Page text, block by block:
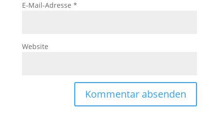
E-Mail-Adresse *
Website